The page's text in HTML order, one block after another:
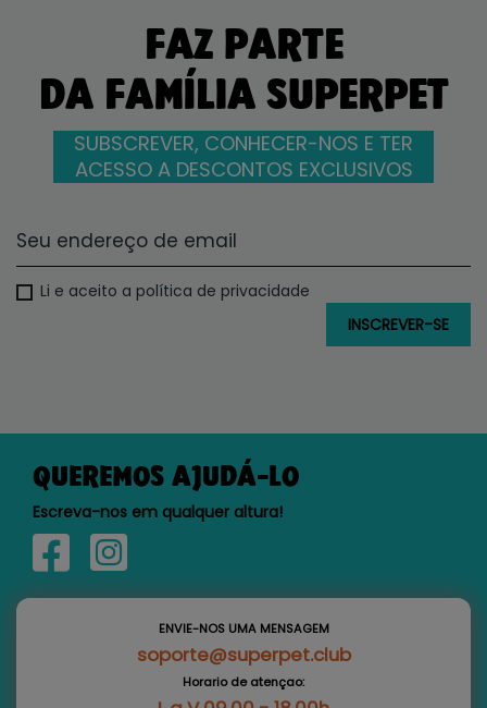
FAZ PARTE
DA FAMÍLIA SUPERPET
SUBSCREVER, CONHECER-NOS E TER
ACESSO A DESCONTOS EXCLUSIVOS
Li e aceito a política de privacidade
QUEREMOS AJUDÁ-LO
Escreva-nos em qualquer altura!
ENVIE-NOS UMA MENSAGEM
soporte@superpet.club
Horario de atençao: